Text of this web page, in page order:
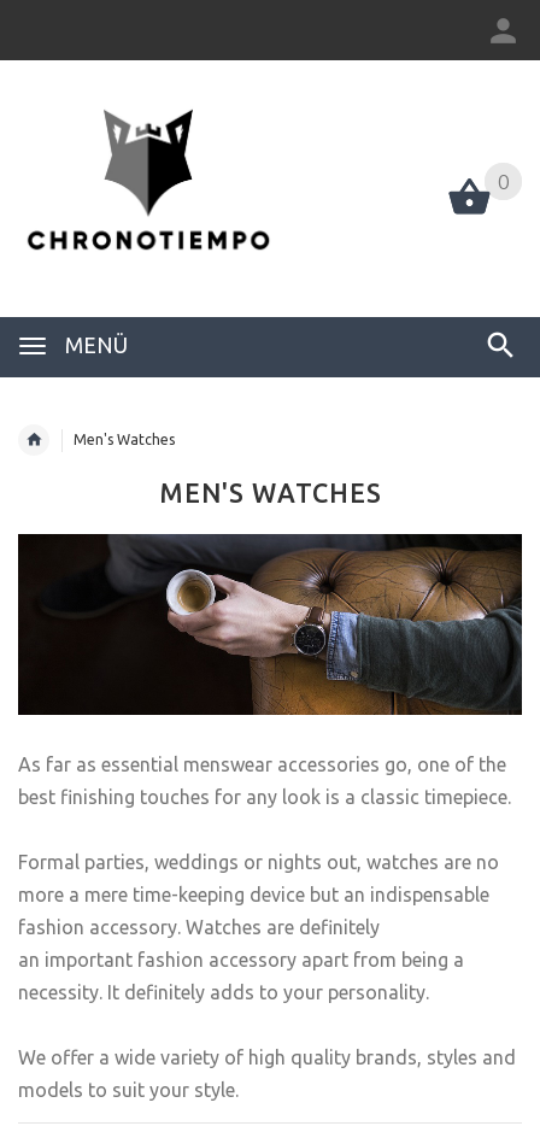
0
MENÜ
0
Men's Watches
MEN'S WATCHES
As far as essential menswear accessories go, one of the
best finishing touches for any look is a classic timepiece.
Formal parties, weddings or nights out, watches are no
more a mere time-keeping device but an indispensable
fashion accessory. Watches are definitely
an important fashion accessory apart from being a
necessity. It definitely adds to your personality.
We offer a wide variety of high quality brands, styles and
models to suit your style.